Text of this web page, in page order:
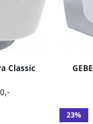
Classic
warme
23%